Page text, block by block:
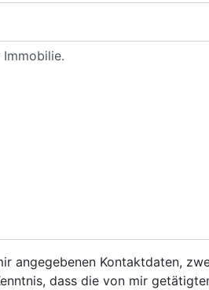
angegebenen Kontaktdaten,
dass die von mir